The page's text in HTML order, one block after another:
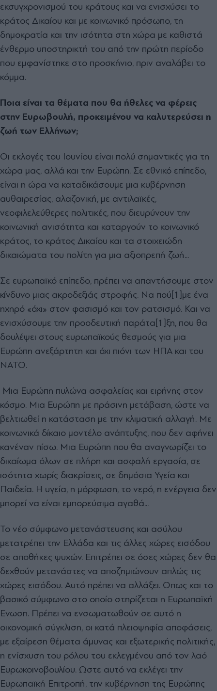
εκσυγχρονισμού του κράτους και να ενισχύσει το
κράτος Δικαίου και με κοινωνικό πρόσωπο, τη
δημοκρατία και την ισότητα στη χώρα με καθιστά
ένθερμο υποστηρικτή του από την πρώτη περίοδο
που εμφανίστηκε στο προσκήνιο, πριν αναλάβει το
κόμμα.
Ποια είναι τα θέματα που θα ήθελες να φέρεις
στην Ευρωβουλή, προκειμένου να καλυτερεύσει η
ζωή των Ελλήνων;
Οι εκλογές του Ιουνίου είναι πολύ σημαντικές για τη
χώρα μας, αλλά και την Ευρώπη. Σε εθνικό επίπεδο,
είναι η ώρα να καταδικάσουμε μια κυβέρνηση
αυθαιρεσίας, αλαζονική, με αντιλαϊκές,
νεοφιλελεύθερες πολιτικές, που διευρύνουν την
κοινωνική ανισότητα και καταργούν το κοινωνικό
κράτος, το κράτος Δικαίου και τα στοιχειώδη
δικαιώματα του πολίτη για μια αξιοπρεπή ζωή...
Σε ευρωπαϊκό επίπεδο, πρέπει να απαντήσουμε στον
κίνδυνο μιας ακροδεξιάς στροφής. Να πού[1]με ένα
ηχηρό «όχι» στον φασισμό και τον ρατσισμό. Και να
ενισχύσουμε την προοδευτική παράτα[1]ξη, που θα
δουλέψει στους ευρωπαϊκούς θεσμούς για μια
Ευρώπη ανεξάρτητη και όχι πιόνι των ΗΠΑ και του
ΝΑΤΟ.
Μια Ευρώπη πυλώνα ασφαλείας και ειρήνης στον
κόσμο. Μια Ευρώπη με πράσινη μετάβαση, ώστε να
βελτιωθεί η κατάσταση με την κλιματική αλλαγή. Με
κοινωνικά δίκαιο μοντέλο ανάπτυξης, που δεν αφήνει
κανέναν πίσω. Μια Ευρώπη που θα αναγνωρίζει το
δικαίωμα όλων σε πλήρη και ασφαλή εργασία, σε
ισότητα χωρίς διακρίσεις, σε δημόσια Υγεία και
Παιδεία. Η υγεία, η μόρφωση, το νερό, η ενέργεια δεν
μπορεί να είναι εμπορεύσιμα αγαθά...
Το νέο σύμφωνο μετανάστευσης και ασύλου
μετατρέπει την Ελλάδα και τις άλλες χώρες εισόδου
σε αποθήκες ψυχών. Επιτρέπει σε όσες χώρες δεν θα
δεχθούν μετανάστες να αποζημιώνουν απλώς τις
χώρες εισόδου. Αυτό πρέπει να αλλάξει. Οπως και το
βασικό σύμφωνο στο οποίο στηρίζεται η Ευρωπαϊκή
Ενωση. Πρέπει να ενσωματωθούν σε αυτό η
οικονομική σύγκλιση, οι κατά πλειοψηφία αποφάσεις,
με εξαίρεση θέματα άμυνας και εξωτερικής πολιτικής,
η ενίσχυση του ρόλου του εκλεγμένου από τον λαό
Ευρωκοινοβουλίου. Ωστε αυτό να εκλέγει την
Ευρωπαϊκή Επιτροπή, την κυβέρνηση της Ευρώπης